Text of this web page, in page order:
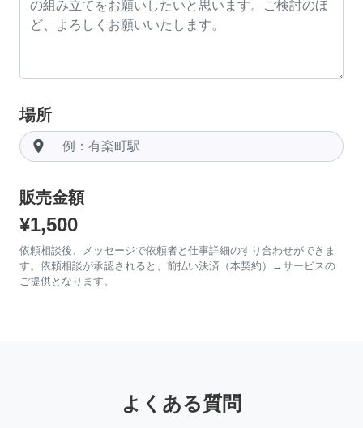
場所
room
販売金額
¥1,500
依頼相談後、メッセージで依頼者と仕事詳細のすり合わせができま
す。依頼相談が承認されると、前払い決済（本契約）→サービスの
ご提供となります。
よくある質問